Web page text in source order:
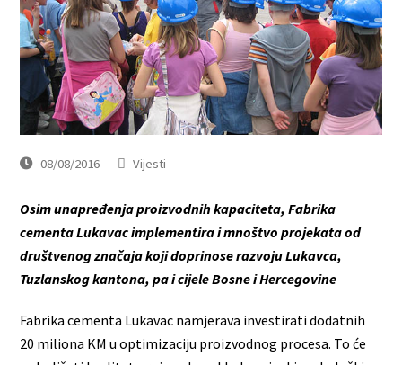
08/08/2016 Vijesti
Osim unapređenja proizvodnih kapaciteta, Fabrika
cementa Lukavac implementira imnoštvo projekata od
društvenog značaja koji doprinose razvoju Lukavca,
Tuzlanskog kantona, pa i cijele Bosne i Hercegovine
Fabrika cementa Lukavac namjerava investirati dodatnih
20 miliona KM u optimizaciju proizvodnog procesa. To će